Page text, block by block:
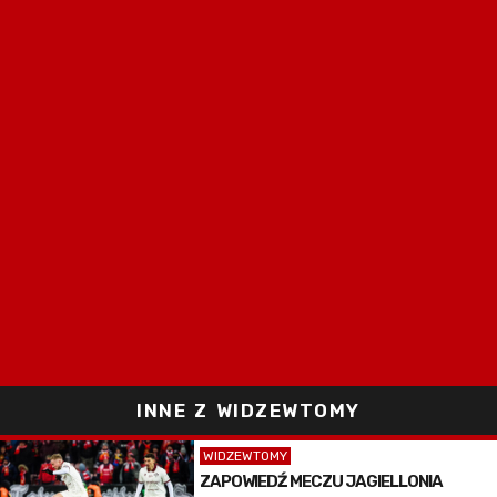
INNE Z WIDZEWTOMY
WIDZEWTOMY
ZAPOWIEDŹ MECZU JAGIELLONIA